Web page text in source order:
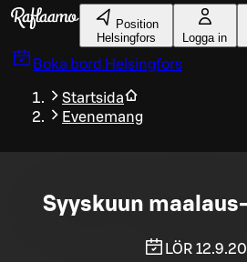
Gå till huvudinnehållet
Position
Helsingfors
Logga in
Boka bord Helsingfors
Startsida
Evenemang
Syyskuun
LÖR